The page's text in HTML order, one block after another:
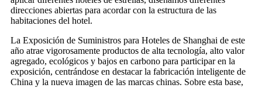
direcciones abiertas para acordar con la estructura de las
habitaciones del hotel.
La Exposición de Suministros para Hoteles de Shanghai de este
año atrae vigorosamente productos de alta tecnología, alto valor
agregado, ecológicos y bajos en carbono para participar en la
exposición, centrándose en destacar la fabricación inteligente de
China y la nueva imagen de las marcas chinas. Sobre esta base,